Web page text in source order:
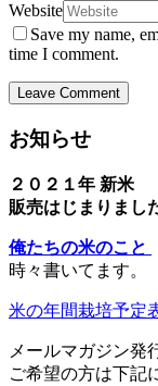
Website
Save my name,
time I comment.
お知らせ
２０２１年 新米
販売はじまりまし
俺たちの米のこと
時々書いてます。
米の年間栽培予定
メールマガジン発
ご希望の方は下記